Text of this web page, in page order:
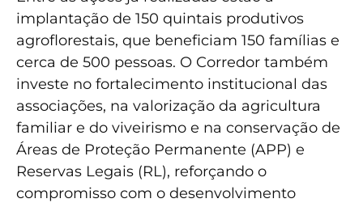
implantação de 150 quintais produtivos
agroflorestais, que beneficiam 150 famílias e
cerca de 500 pessoas. O Corredor também
investe no fortalecimento institucional das
associações, na valorização da agricultura
familiar e do viveirismo e na conservação de
Áreas de Proteção Permanente (APP) e
Reservas Legais (RL), reforçando o
compromisso com o desenvolvimento